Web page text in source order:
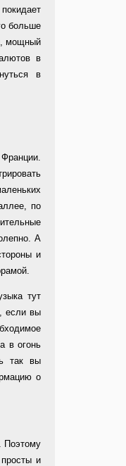
больше
мощный
в
в
по
А
и
тут
если вы
в огонь
так вы
о
Поэтому
и